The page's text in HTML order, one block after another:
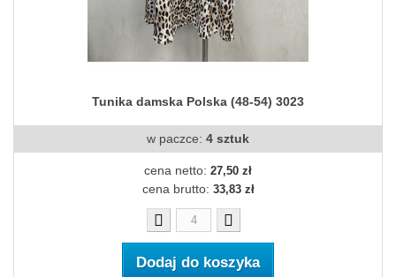
Tunika damska Polska (48-54) 3023
w paczce: 4 sztuk
cena netto: 27,50 zł
cena brutto: 33,83 zł
Dodaj do koszyka